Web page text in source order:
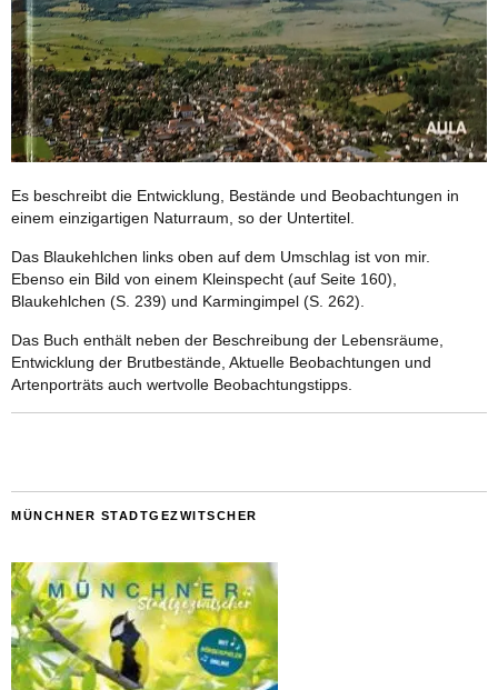
Es beschreibt die Entwicklung, Bestände und Beobachtungen in
einem einzigartigen Naturraum, so der Untertitel.
Das Blaukehlchen links oben auf dem Umschlag ist von mir.
Ebenso ein Bild von einem Kleinspecht (auf Seite 160),
Blaukehlchen (S. 239) und Karmingimpel (S. 262).
Das Buch enthält neben der Beschreibung der Lebensräume,
Entwicklung der Brutbestände, Aktuelle Beobachtungen und
Artenporträts auch wertvolle Beobachtungstipps.
MÜNCHNER STADTGEZWITSCHER